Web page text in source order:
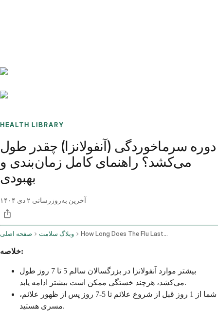
HEALTH LIBRARY
دوره سرماخوردگی (آنفولانزا) چقدر طول
می‌کشد؟ راهنمای کامل زمان‌بندی و
بهبودی
آخرین به‌روزرسانی ۲ دی ۱۴۰۴
صفحه اصلی وبلاگ سلامت How Long Does The Flu Last Complete Timeline Recovery Guide
خلاصه:
بیشتر موارد آنفولانزا در بزرگسالان سالم 5 تا 7 روز طول
می‌کشد، هرچند خستگی ممکن است بیشتر ادامه یابد.
شما از 1 روز قبل از شروع علائم تا 5-7 روز پس از ظهور علائم،
مسری هستید.